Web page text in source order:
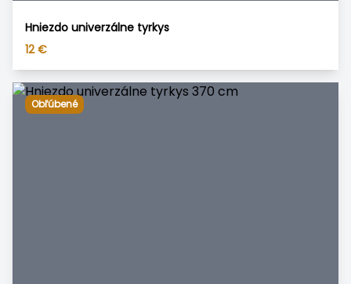
Hniezdo univerzálne tyrkys
12 €
Obľúbené